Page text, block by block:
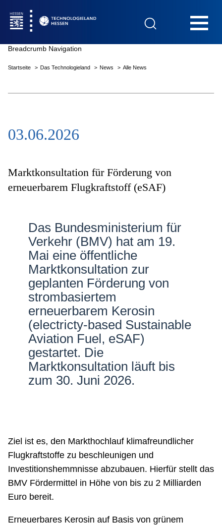
Das Technologieland
Innovationsfelder
Netzwerke
Breadcrumb Navigation
Startseite Das Technologieland News Alle News
03.06.2026
Marktkonsultation für Förderung von
erneuerbarem Flugkraftstoff (eSAF)
Das Bundesministerium für
Verkehr (BMV) hat am 19.
Mai eine öffentliche
Marktkonsultation zur
geplanten Förderung von
strombasiertem
erneuerbarem Kerosin
(electricty-based Sustainable
Aviation Fuel, eSAF)
gestartet. Die
Marktkonsultation läuft bis
zum 30. Juni 2026.
Ziel ist es, den Markthochlauf klimafreundlicher
Flugkraftstoffe zu beschleunigen und
Investitionshemmnisse abzubauen. Hierfür stellt das
BMV Fördermittel in Höhe von bis zu 2 Milliarden
Euro bereit.
Erneuerbares Kerosin auf Basis von grünem